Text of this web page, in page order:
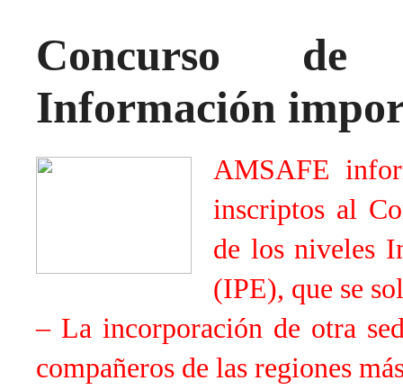
Concurso de
Información
AMSAFE
inscriptos al
de los niveles
(IPE), que se
– La incorporación de otra
compañeros de las regiones